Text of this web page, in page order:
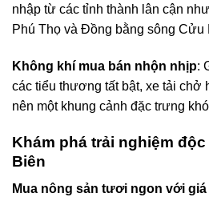
nhập từ các tỉnh thành lân cận
Phú Thọ và Đồng bằng sông Cửu
Không khí mua bán nhộn nhịp:
các tiểu thương tất bật, xe tải chở
nên một khung cảnh đặc trưng
Khám phá trải nghiệm
Biên
Mua nông sản tươi ngon với giá